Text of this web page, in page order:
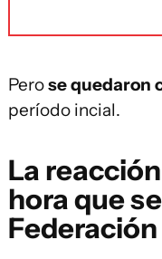
Perose quedaron
período incial.
La
hora que